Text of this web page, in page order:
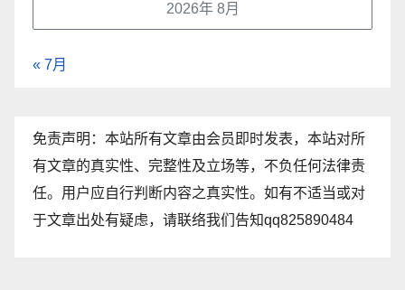
2026年 8月
« 7月
免责声明：本站所有文章由会员即时发表，本站对所
有文章的真实性、完整性及立场等，不负任何法律责
任。用户应自行判断内容之真实性。如有不适当或对
于文章出处有疑虑，请联络我们告知qq825890484